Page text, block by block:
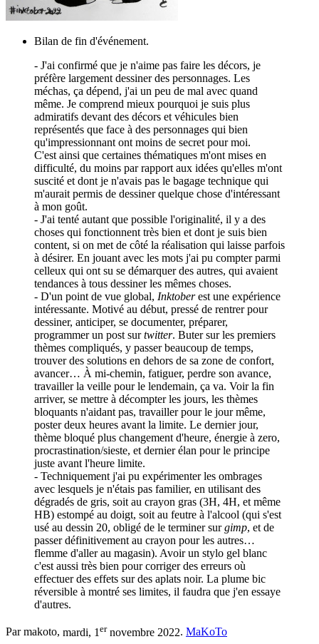
Bilan de fin d'événement.
- J'ai confirmé que je n'aime pas faire les décors, je
préfère largement dessiner des personnages. Les
méchas, ça dépend, j'ai un peu de mal avec quand
même. Je comprend mieux pourquoi je suis plus
admiratifs devant des décors et véhicules bien
représentés que face à des personnages qui bien
qu'impressionnant ont moins de secret pour moi.
C'est ainsi que certaines thématiques m'ont mises en
difficulté, du moins par rapport aux idées qu'elles m'ont
suscité et dont je n'avais pas le bagage technique qui
m'aurait permis de dessiner quelque chose d'intéressant
à mon goût.
- J'ai tenté autant que possible l'originalité, il y a des
choses qui fonctionnent très bien et dont je suis bien
content, si on met de côté la réalisation qui laisse parfois
à désirer. En jouant avec les mots j'ai pu compter parmi
celleux qui ont su se démarquer des autres, qui avaient
tendances à tous dessiner les mêmes choses.
- D'un point de vue global, Inktoberest une expérience
intéressante. Motivé au début, pressé de rentrer pour
dessiner, anticiper, se documenter, préparer,
programmer un post surtwitter. Buter sur les premiers
thèmes compliqués, y passer beaucoup de temps,
trouver des solutions en dehors de sa zone de confort,
avancer… À mi-chemin, fatiguer, perdre son avance,
travailler la veille pour le lendemain, ça va. Voir la fin
arriver, se mettre à décompter les jours, les thèmes
bloquants n'aidant pas, travailler pour le jour même,
poster deux heures avant la limite. Le dernier jour,
thème bloqué plus changement d'heure, énergie à zero,
procrastination/sieste, et dernier élan pour le principe
juste avant l'heure limite.
- Techniquement j'ai pu expérimenter les ombrages
avec lesquels je n'étais pas familier, en utilisant des
dégradés de gris, soit au crayon gras (3H, 4H, et même
HB) estompé au doigt, soit au feutre à l'alcool (qui s'est
usé au dessin 20, obligé de le terminer surgimp, et de
passer définitivement au crayon pour les autres…
flemme d'aller au magasin). Avoir un stylo gel blanc
c'est aussi très bien pour corriger des erreurs où
effectuer des effets sur des aplats noir. La plume bic
réversible à montré ses limites, il faudra que j'en essaye
d'autres.
Par makoto, mardi, 1 ernovembre 2022. MaKoTo